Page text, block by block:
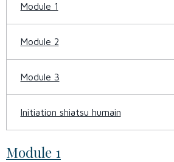
Module 1
Module 2
Module 3
Initiation shiatsu humain
Module 1